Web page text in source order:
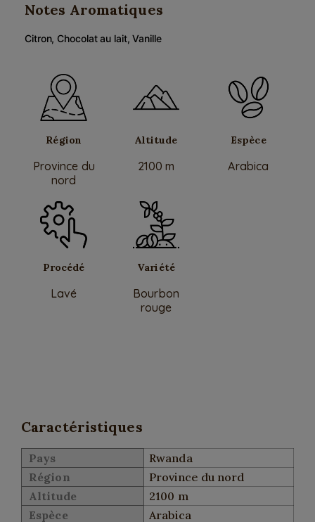
Notes Aromatiques
Citron, Chocolat au lait, Vanille
Région
Province du
nord
Altitude
2100 m
Espèce
Arabica
Procédé
Lavé
Variété
Bourbon
rouge
Caractéristiques
Pays
Rwanda
Région
Province du nord
Altitude
2100 m
Espèce
Arabica